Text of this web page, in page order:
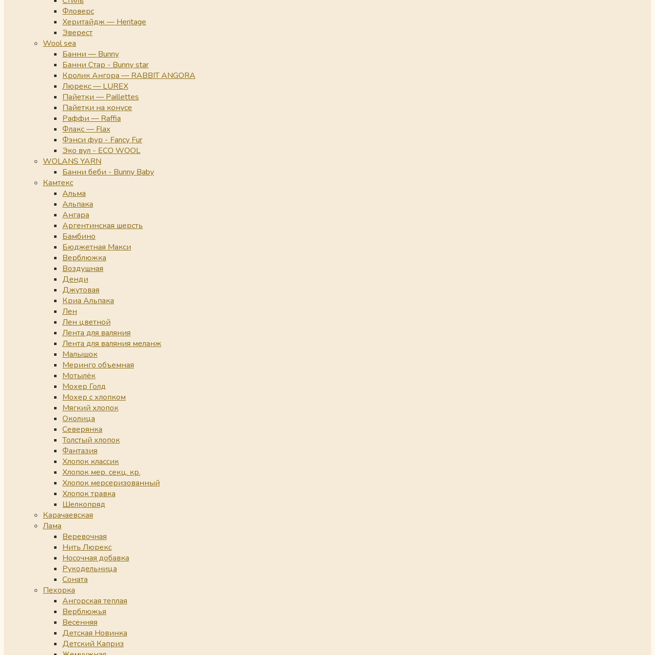
Фловерс
Херитайдж — Heritage
Эверест
Wool sea
Банни — Bunny
Банни Стар - Bunny star
Кролик Ангора — RABBIT ANGORA
Люрекс — LUREX
Пайетки — Paillettes
Пайетки на конусе
Раффи — Raffia
Флакс — Flax
Фэнси фур - Fancy Fur
Эко вул - ECO WOOL
WOLANS YARN
Банни беби - Bunny Baby
Камтекс
Альма
Альпака
Ангара
Аргентинская шерсть
Бамбино
Бюджетная Макси
Верблюжка
Воздушная
Денди
Джутовая
Криа Альпака
Лен
Лен цветной
Лента для валяния
Лента для валяния меланж
Малышок
Меринго объемная
Мотылёк
Мохер Голд
Мохер с хлопком
Мягкий хлопок
Околица
Северянка
Толстый хлопок
Фантазия
Хлопок классик
Хлопок мер. секц. кр.
Хлопок мерсеризованный
Хлопок травка
Шелкопряд
Карачаевская
Лама
Веревочная
Нить Люрекс
Носочная добавка
Рукодельница
Соната
Пехорка
Ангорская теплая
Верблюжья
Весенняя
Детская Новинка
Детский Каприз